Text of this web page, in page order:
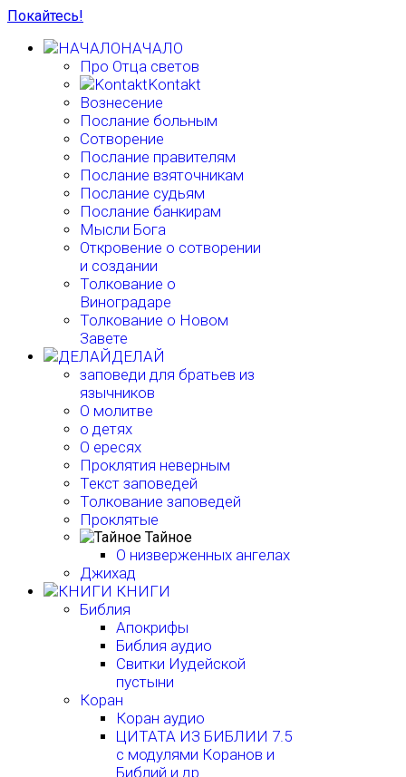
Покайтесь!
НАЧАЛО
Про Отца светов
Kontakt
Вознесение
Послание больным
Сотворение
Послание правителям
Послание взяточникам
Послание судьям
Послание банкирам
Мысли Бога
Откровение о сотворении
и создании
Толкование о
Виноградаре
Толкование о Новом
Завете
ДЕЛАЙ
заповеди для братьев из
язычников
О молитве
о детях
О ересях
Проклятия неверным
Текст заповедей
Толкование заповедей
Проклятые
Тайное
О низверженных ангелах
Джихад
КНИГИ
Библия
Апокрифы
Библия аудио
Свитки Иудейской
пустыни
Коран
Коран аудио
ЦИТАТА ИЗ БИБЛИИ 7.5
с модулями Коранов и
Библий и др.